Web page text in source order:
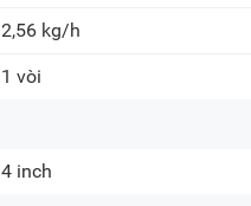
2,56 kg/h
1 vòi
4 inch